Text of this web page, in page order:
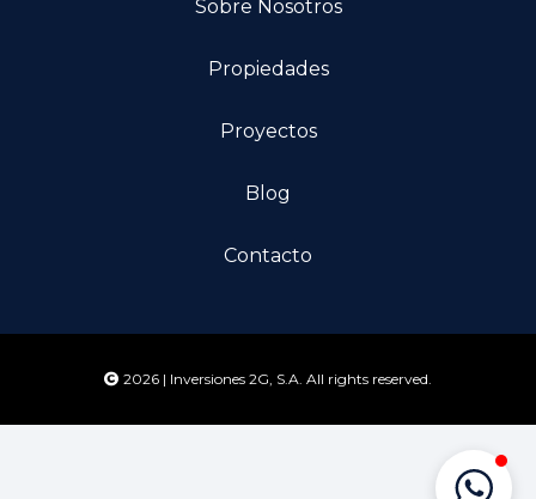
Sobre Nosotros
Propiedades
Proyectos
Blog
Contacto
2026 | Inversiones 2G, S.A. All rights reserved.